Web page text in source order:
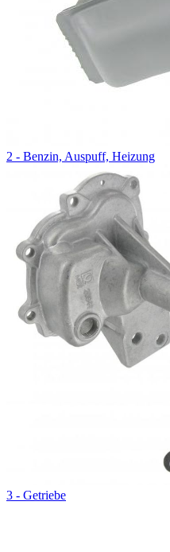
2 - Benzin, Auspuff, Heizung
3 - Getriebe